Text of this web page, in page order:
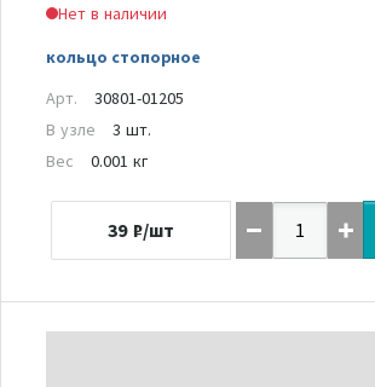
Нет в наличии
кольцо стопорное
Арт.
30801-01205
В узле
3 шт.
Вес
0.001 кг
39 ₽/шт